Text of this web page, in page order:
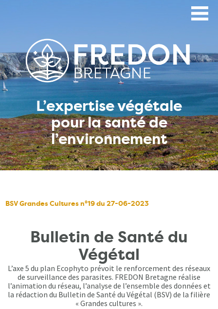
L’expertise végétale
pour la santé de
l’environnement
BSV Grandes Cultures n°19 du 27-06-2023
Bulletin de Santé du
Végétal
L’axe 5 du plan Ecophyto prévoit le renforcement des réseaux
de surveillance des parasites. FREDON Bretagne réalise
l’animation du réseau, l’analyse de l’ensemble des données et
la rédaction du Bulletin de Santé du Végétal (BSV) de la filière
« Grandes cultures ».